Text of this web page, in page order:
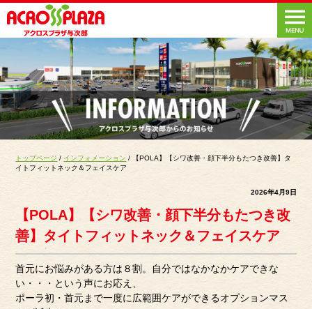
トップページ / インフォメーション / 【POLA】【シワ改善・顔下半分もたつき改善】タ
イトフィットネック＆フェイスケア
2026年4月9日
【POLA】【シワ改善・顔下半分もたつき改
善】タイトフィットネック＆フェイスケア
首元にお悩みがある方は８割。自分ではなかなかケアできな
い・・・という声にお応え、
ポーラ初・首元まで一度に広範囲ケアができるオプションマス